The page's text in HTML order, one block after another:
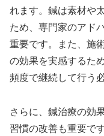
れます。鍼は素材や
ため、専門家のアド
重要です。また、施
の効果を実感するた
頻度で継続して行う
さらに、鍼治療の効
習慣の改善も重要で